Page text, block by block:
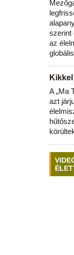
szerint
az
A „Ma
azt